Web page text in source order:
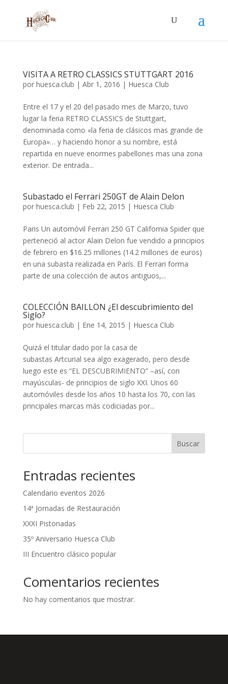
VISITA A RETRO CLASSICS STUTTGART 2016
por huesca.club | Abr 1, 2016 | Huesca Club
Entre el 17 y el 20 del pasado mes de Marzo, tuvo
lugar la feria RETRO CLASSICS de Stuttgart,
denominada como «la feria de clásicos mas grande de
Europa»… y haciendo honor a su nombre, está
repartida en nueve enormes pabellones mas una zona
exterior. De entrada...
Subastado el Ferrari 250GT de Alain Delon
por huesca.club | Feb 22, 2015 | Huesca Club
Paris Un automóvil Ferrari 250 GT California Spider que
perteneció al actor Alain Delon fue vendido a principios
de febrero en $16.25 millones (14.2 millones de euros)
en una subasta realizada en París. El Ferrari forma
parte de una colección de autos antiguos,...
COLECCIÓN BAILLON ¿El descubrimiento del
Siglo?
por huesca.club | Ene 14, 2015 | Huesca Club
Quizá el titular dado por la casa de
subastas Artcurial sea algo exagerado, pero desde
luego este es “EL DESCUBRIMIENTO” –así, con
mayúsculas- de principios de siglo XXI. Unos 60
automóviles desde los años 10 hasta los 70, con las
principales marcas más codiciadas por...
Buscar
Entradas recientes
Calendario eventos 2026
14ª Jornadas de Restauración
XXXI Pistonadas
35º Aniversario Huesca Club
III Encuentro clásico popular
Comentarios recientes
No hay comentarios que mostrar.